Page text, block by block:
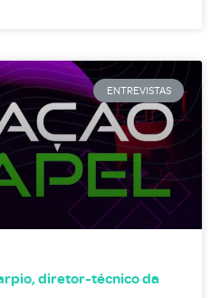
ENTREVISTAS
diretor-técnico da